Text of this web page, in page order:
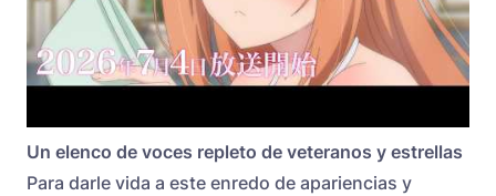
Un elenco de voces repleto de veteranos y estrellas
Para darle vida a este enredo de apariencias y